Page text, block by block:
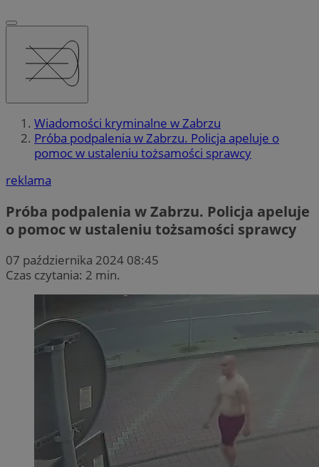
Wiadomości kryminalne w Zabrzu
Próba podpalenia w Zabrzu. Policja apeluje o
pomoc w ustaleniu tożsamości sprawcy
reklama
Próba podpalenia w Zabrzu. Policja apeluje
o pomoc w ustaleniu tożsamości sprawcy
07 października 2024 08:45
Czas czytania: 2 min.